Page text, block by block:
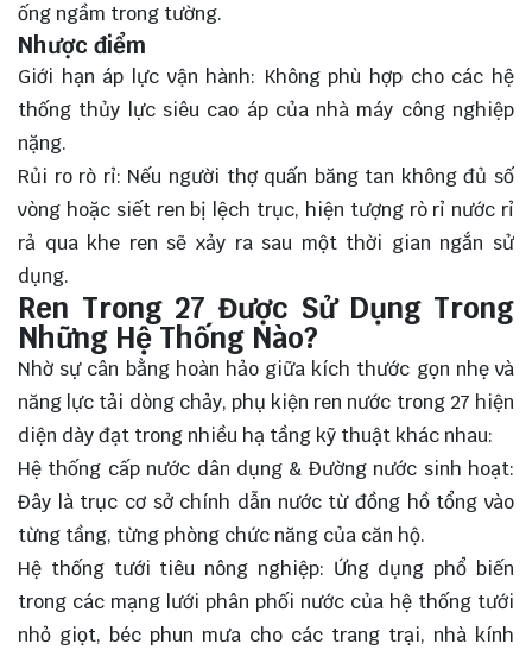
ống ngầm trong tường.
Nhược điểm
Giới hạn áp lực vận hành: Không phù hợp cho các hệ
thống thủy lực siêu cao áp của nhà máy công nghiệp
nặng.
Rủi ro rò rỉ: Nếu người thợ quấn băng tan không đủ số
vòng hoặc siết ren bị lệch trục, hiện tượng rò rỉ nước rỉ
rả qua khe ren sẽ xảy ra sau một thời gian ngắn sử
dụng.
Ren Trong 27 Được Sử Dụng Trong
Những Hệ Thống Nào?
Nhờ sự cân bằng hoàn hảo giữa kích thước gọn nhẹ và
năng lực tải dòng chảy, phụ kiện ren nước trong 27 hiện
diện dày đạt trong nhiều hạ tầng kỹ thuật khác nhau:
Hệ thống cấp nước dân dụng & Đường nước sinh hoạt:
Đây là trục cơ sở chính dẫn nước từ đồng hồ tổng vào
từng tầng, từng phòng chức năng của căn hộ.
Hệ thống tưới tiêu nông nghiệp: Ứng dụng phổ biến
trong các mạng lưới phân phối nước của hệ thống tưới
nhỏ giọt, béc phun mưa cho các trang trại, nhà kính